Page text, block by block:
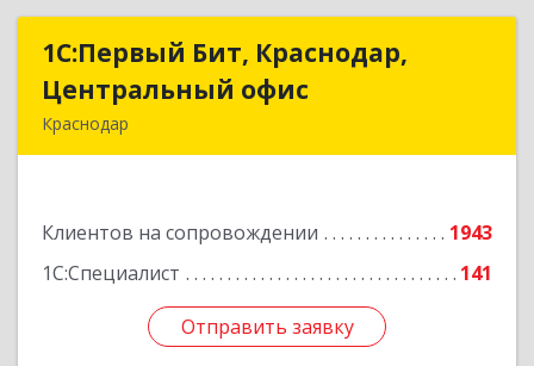
1С:Первый Бит, Краснодар,
Центральный офис
Краснодар
Клиентов на сопровождении
1943
1С:Специалист
141
Отправить заявку
1С:Первый Бит, Краснодар,
Центральный офис
Подробнее
Отправить заявку